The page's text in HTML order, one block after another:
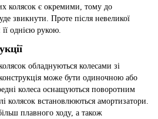
колясок є окремими, тому до
звикнути. Проте після невеликої
однією рукою.
обладнуються колесами зі
може бути одиночною або
колеса оснащуються поворотним
колясок встановлюються амортизатори.
плавного ходу, а також